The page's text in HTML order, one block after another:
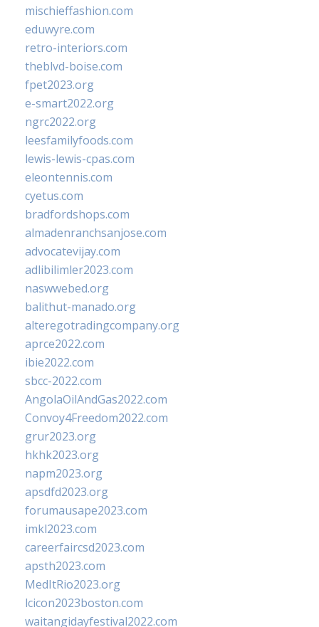
mischieffashion.com
eduwyre.com
retro-interiors.com
theblvd-boise.com
fpet2023.org
e-smart2022.org
ngrc2022.org
leesfamilyfoods.com
lewis-lewis-cpas.com
eleontennis.com
cyetus.com
bradfordshops.com
almadenranchsanjose.com
advocatevijay.com
adlibilimler2023.com
naswwebed.org
balithut-manado.org
alteregotradingcompany.org
aprce2022.com
ibie2022.com
sbcc-2022.com
AngolaOilAndGas2022.com
Convoy4Freedom2022.com
grur2023.org
hkhk2023.org
napm2023.org
apsdfd2023.org
forumausape2023.com
imkl2023.com
careerfaircsd2023.com
apsth2023.com
MedItRio2023.org
lcicon2023boston.com
waitangidayfestival2022.com